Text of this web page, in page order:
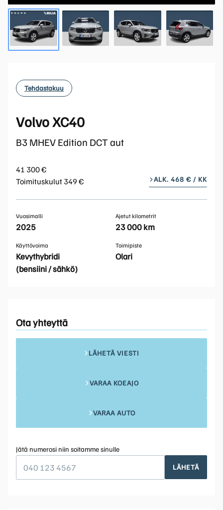
Tehdastakuu
Volvo XC40
B3 MHEV Edition DCT aut
41 300 €
Toimituskulut 349 €
ALK. 468 € / KK
Vuosimalli
2025
Ajetut kilometrit
23 000 km
Käyttövoima
Kevythybridi
(bensiini / sähkö)
Toimipiste
Olari
Ota yhteyttä
LÄHETÄ VIESTI
VARAA KOEAJO
VARAA AUTO
Jätä numerosi niin soitamme sinulle
LÄHETÄ